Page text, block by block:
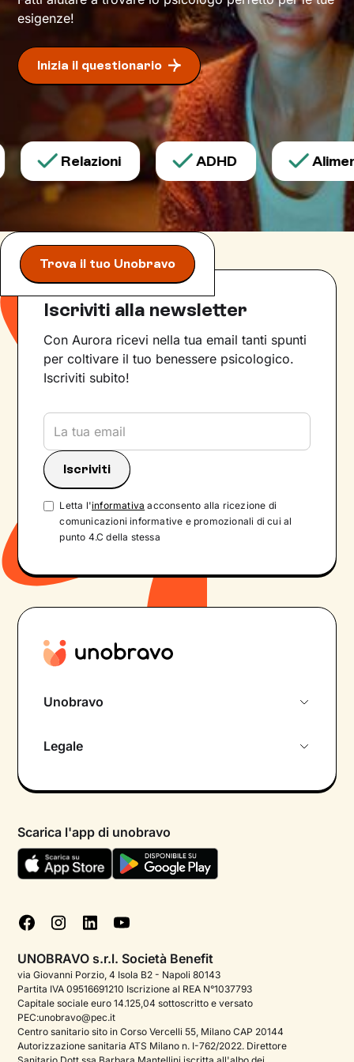
esigenze!
Inizia il questionario
Relazioni ADHD
Trova il tuo Unobravo
Iscriviti alla newsletter
Con Aurora ricevi nella tua email tanti spunti
per coltivare il tuo benessere psicologico.
Iscriviti subito!
Letta l'informativa acconsento alla ricezione di
comunicazioni informative e promozionali di cui al
punto 4.C della stessa
Unobravo
Psicologo in chat
Aiuto urgente
FAQ
Podcast di psicologia
Corporate
Psicologo italiano all'estero
Sala stampa
Legale
Termini e condizioni
Informativa Privacy
Cookie policy
Gestisci cookie
Scarica l'app di unobravo
UNOBRAVO s.r.l. Società Benefit
via Giovanni Porzio, 4 Isola B2 - Napoli 80143
Partita IVA 09516691210 Iscrizione al REA N°1037793
Capitale sociale euro 14.125,04 sottoscritto e versato
PEC:unobravo@pec.it
Centro sanitario sito in Corso Vercelli 55, Milano CAP 20144
Autorizzazione sanitaria ATS Milano n. I-762/2022. Direttore